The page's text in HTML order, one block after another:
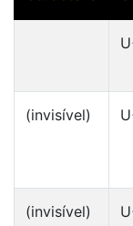
(invisível)
(invisível)